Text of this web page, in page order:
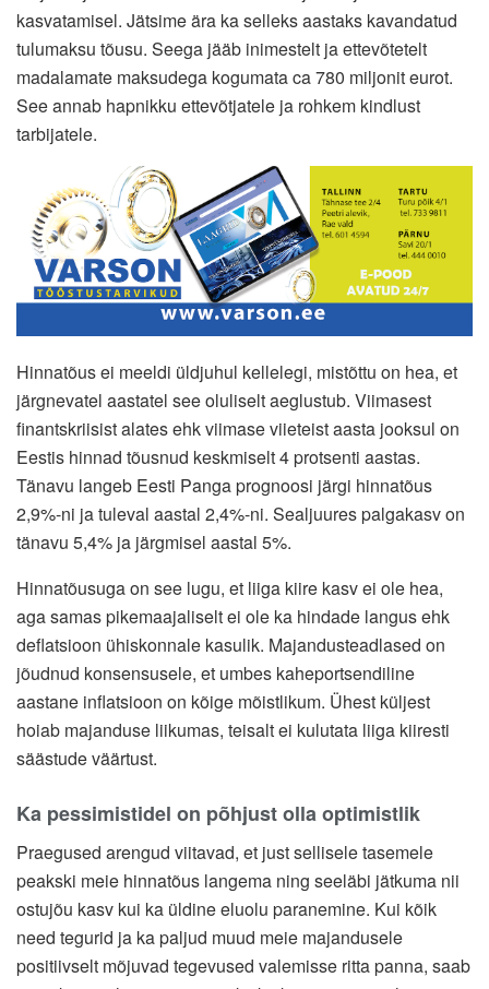
kasvatamisel. Jätsime ära ka selleks aastaks kavandatud
tulumaksu tõusu. Seega jääb inimestelt ja ettevõtetelt
madalamate maksudega kogumata ca 780 miljonit eurot.
See annab hapnikku ettevõtjatele ja rohkem kindlust
tarbijatele.
Hinnatõus ei meeldi üldjuhul kellelegi, mistõttu on hea, et
järgnevatel aastatel see oluliselt aeglustub. Viimasest
finantskriisist alates ehk viimase viieteist aasta jooksul on
Eestis hinnad tõusnud keskmiselt 4 protsenti aastas.
Tänavu langeb Eesti Panga prognoosi järgi hinnatõus
2,9%-ni ja tuleval aastal 2,4%-ni. Sealjuures palgakasv on
tänavu 5,4% ja järgmisel aastal 5%.
Hinnatõusuga on see lugu, et liiga kiire kasv ei ole hea,
aga samas pikemaajaliselt ei ole ka hindade langus ehk
deflatsioon ühiskonnale kasulik. Majandusteadlased on
jõudnud konsensusele, et umbes kaheportsendiline
aastane inflatsioon on kõige mõistlikum. Ühest küljest
hoiab majanduse liikumas, teisalt ei kulutata liiga kiiresti
säästude väärtust.
Ka pessimistidel on põhjust olla optimistlik
Praegused arengud viitavad, et just sellisele tasemele
peakski meie hinnatõus langema ning seeläbi jätkuma nii
ostujõu kasv kui ka üldine eluolu paranemine. Kui kõik
need tegurid ja ka paljud muud meie majandusele
positiivselt mõjuvad tegevused valemisse ritta panna, saab